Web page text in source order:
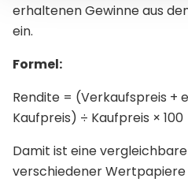
erhaltenen Gewinne aus
ein.
Formel:
Rendite = (Verkaufspreis +
Kaufpreis) ÷ Kaufpreis × 100
Damit ist eine
verschiedener